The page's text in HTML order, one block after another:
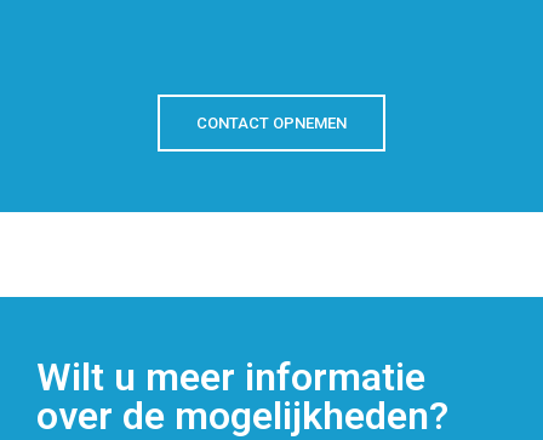
CONTACT OPNEMEN
Wilt u meer informatie
over de mogelijkheden?